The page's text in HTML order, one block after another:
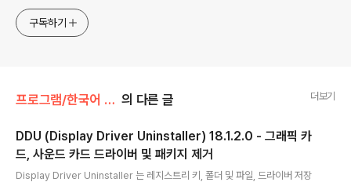
구독하기
프로그램/한국어 패치 의 다른 글 더보기
DDU (Display Driver Uninstaller) 18.1.2.0 - 그래픽 카
드, 사운드 카드 드라이버 및 패키지 제거
Display Driver Uninstaller 는 레지스트리 키, 폴더 및 파일, 드라이버 저장